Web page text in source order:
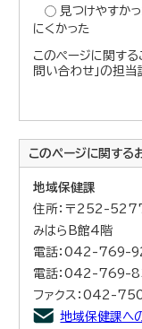
見つけやすか
にくかった
このページに関する
問い合わせ」の担当
このページに関する
地域保健課
住所：〒252-
みはらB館4階
電話：042-769-
電話：042-769-
ファクス：042-
地域保健課へ